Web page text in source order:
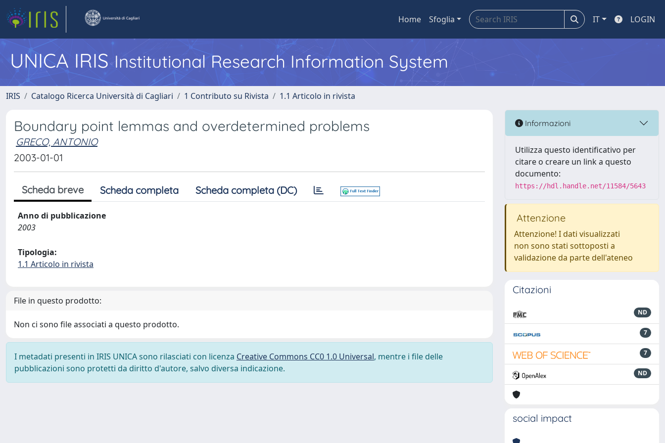
Home Sfoglia IT LOGIN
UNICA IRISInstitutional Research Information System
IRIS Catalogo Ricerca Università di Cagliari 1 Contributo su Rivista 1.1 Articolo in rivista
Boundary point lemmas and overdetermined problems
GRECO, ANTONIO
2003-01-01
Scheda breve Scheda completa Scheda completa (DC)
Anno di pubblicazione
2003
Tipologia:
1.1 Articolo in rivista
File in questo prodotto:
Non ci sono file associati a questo prodotto.
I metadati presenti in IRIS UNICA sono rilasciati con licenza Creative Commons CC0 1.0 Universal, mentre i file delle
pubblicazioni sono protetti da diritto d'autore, salvo diversa indicazione.
Informazioni
Utilizza questo identificativo per
citare o creare un link a questo
documento:
https://hdl.handle.net/11584/5643
Attenzione
Attenzione! I dati visualizzati
non sono stati sottoposti a
validazione da parte dell'ateneo
Citazioni
ND
7
7
ND
social impact